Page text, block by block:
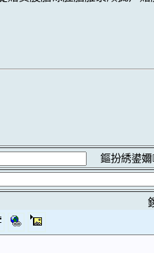
鏂扮綉鍙